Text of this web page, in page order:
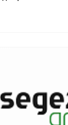
проект